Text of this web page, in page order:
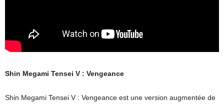
Shin Megami Tensei V : Vengeance
Shin Megami Tensei V : Vengeance est une version augmentée de